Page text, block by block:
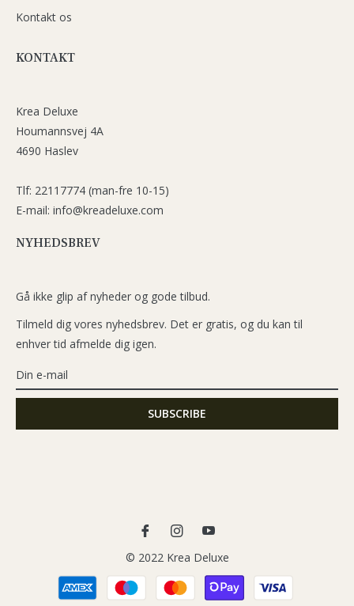
Kontakt os
KONTAKT
Krea Deluxe
Houmannsvej 4A
4690 Haslev
Tlf: 22117774 (man-fre 10-15)
E-mail: info@kreadeluxe.com
NYHEDSBREV
Gå ikke glip af nyheder og gode tilbud.
Tilmeld dig vores nyhedsbrev. Det er gratis, og du kan til
enhver tid afmelde dig igen.
Ins
You
© 2022 Krea Deluxe